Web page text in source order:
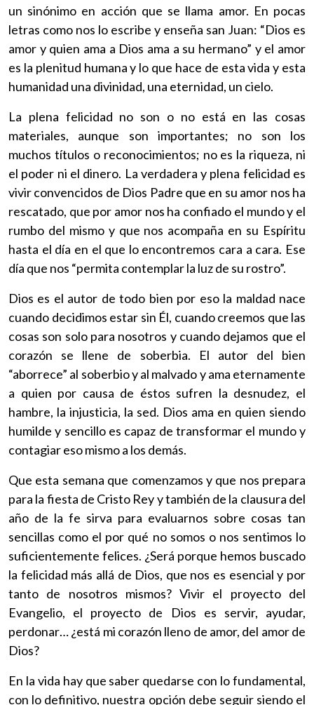
un sinónimo en acción que se llama amor. En pocas
letras como nos lo escribe y enseña san Juan: “Dios es
amor y quien ama a Dios ama a su hermano” y el amor
es la plenitud humana y lo que hace de esta vida y esta
humanidad una divinidad, una eternidad, un cielo.
La plena felicidad no son o no está en las cosas
materiales, aunque son importantes; no son los
muchos títulos o reconocimientos; no es la riqueza, ni
el poder ni el dinero. La verdadera y plena felicidad es
vivir convencidos de Dios Padre que en su amor nos ha
rescatado, que por amor nos ha confiado el mundo y el
rumbo del mismo y que nos acompaña en su Espíritu
hasta el día en el que lo encontremos cara a cara. Ese
día que nos “permita contemplar la luz de su rostro”.
Dios es el autor de todo bien por eso la maldad nace
cuando decidimos estar sin Él, cuando creemos que las
cosas son solo para nosotros y cuando dejamos que el
corazón se llene de soberbia. El autor del bien
“aborrece” al soberbio y al malvado y ama eternamente
a quien por causa de éstos sufren la desnudez, el
hambre, la injusticia, la sed. Dios ama en quien siendo
humilde y sencillo es capaz de transformar el mundo y
contagiar eso mismo a los demás.
Que esta semana que comenzamos y que nos prepara
para la fiesta de Cristo Rey y también de la clausura del
año de la fe sirva para evaluarnos sobre cosas tan
sencillas como el por qué no somos o nos sentimos lo
suficientemente felices. ¿Será porque hemos buscado
la felicidad más allá de Dios, que nos es esencial y por
tanto de nosotros mismos? Vivir el proyecto del
Evangelio, el proyecto de Dios es servir, ayudar,
perdonar… ¿está mi corazón lleno de amor, del amor de
Dios?
En la vida hay que saber quedarse con lo fundamental,
con lo definitivo, nuestra opción debe seguir siendo el